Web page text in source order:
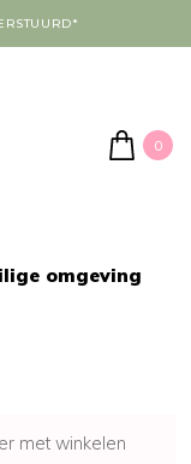
0
omgeving
met winkelen